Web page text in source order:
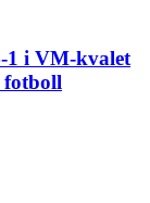
1 i VM-kvalet
fotboll